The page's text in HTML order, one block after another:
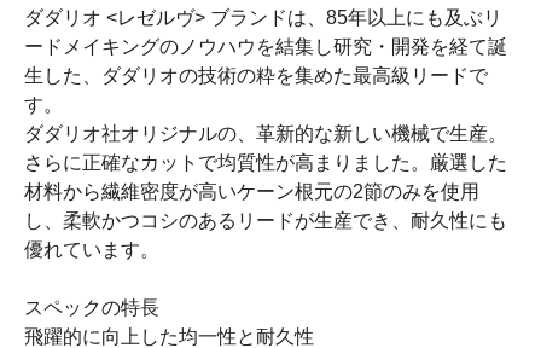
ダダリオ <レゼルヴ> ブランドは、85年以上にも及ぶリ
ードメイキングのノウハウを結集し研究・開発を経て誕
生した、ダダリオの技術の粋を集めた最高級リードで
す。
ダダリオ社オリジナルの、革新的な新しい機械で生産。
さらに正確なカットで均質性が高まりました。厳選した
材料から繊維密度が高いケーン根元の2節のみを使用
し、柔軟かつコシのあるリードが生産でき、耐久性にも
優れています。
スペックの特長
飛躍的に向上した均一性と耐久性